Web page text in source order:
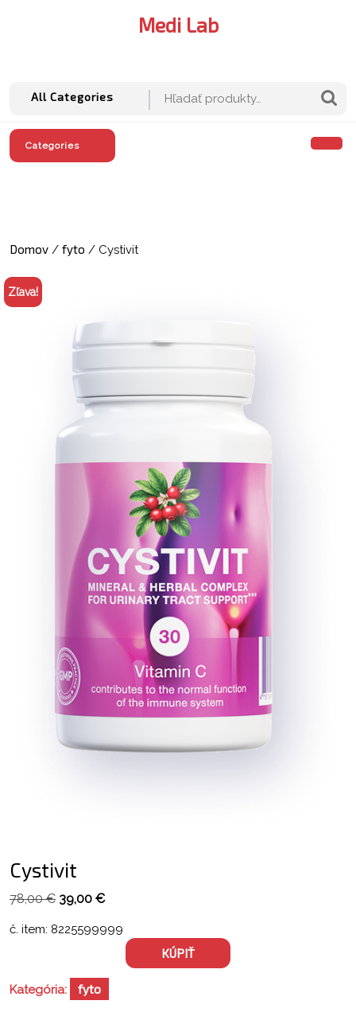
Medi Lab
All Categories Hľadať:
Categories
Domov / fyto / Cystivit
Zľava!
Cystivit
78,00€ Pôvodná
bola:
39,00 €Aktuálna
je:
č. item: 8225599999
KÚPIŤ
Kategória: fyto